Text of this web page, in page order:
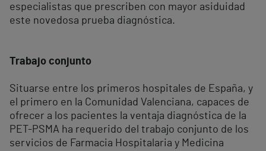
especialistas que prescriben con mayor asiduidad
este novedosa prueba diagnóstica.
Trabajo conjunto
Situarse entre los primeros hospitales de España, y
el primero en la Comunidad Valenciana, capaces de
ofrecer a los pacientes la ventaja diagnóstica de la
PET-PSMA ha requerido del trabajo conjunto de los
servicios de Farmacia Hospitalaria y Medicina